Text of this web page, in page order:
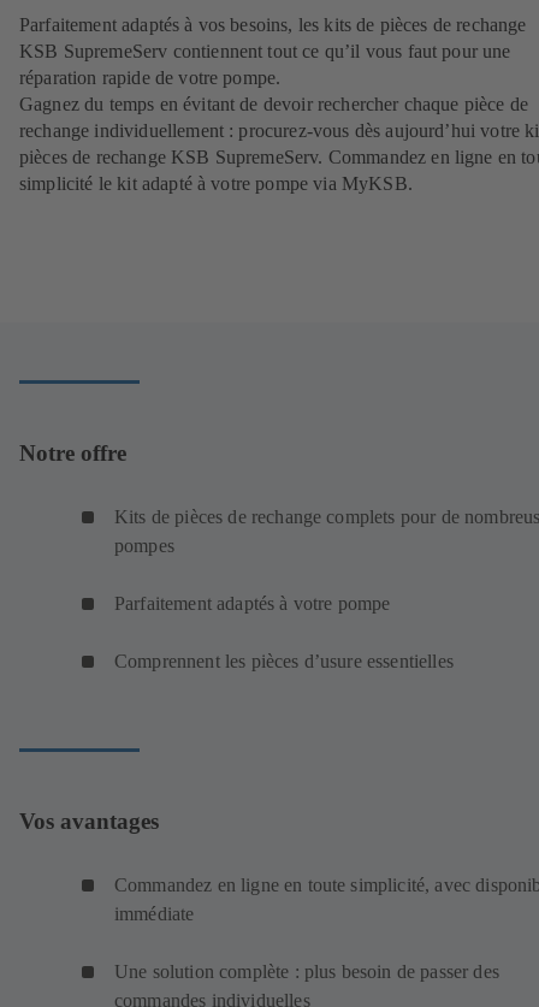
Parfaitement adaptés à vos besoins, les kits de pièces de rechange
KSB SupremeServ contiennent tout ce qu’il vous faut pour une
réparation rapide de votre pompe.
Gagnez du temps en évitant de devoir rechercher chaque pièce de
rechange individuellement : procurez‑vous dès aujourd’hui votre
pièces de rechange KSB SupremeServ. Commandez en ligne en
simplicité le kit adapté à votre pompe via MyKSB.
Notre offre
Kits de pièces de rechange complets pour de
pompes
Parfaitement adaptés à votre pompe
Comprennent les pièces d’usure essentielles
Vos avantages
Commandez en ligne en toute simplicité, avec
immédiate
Une solution complète : plus besoin de passer des
commandes individuelles